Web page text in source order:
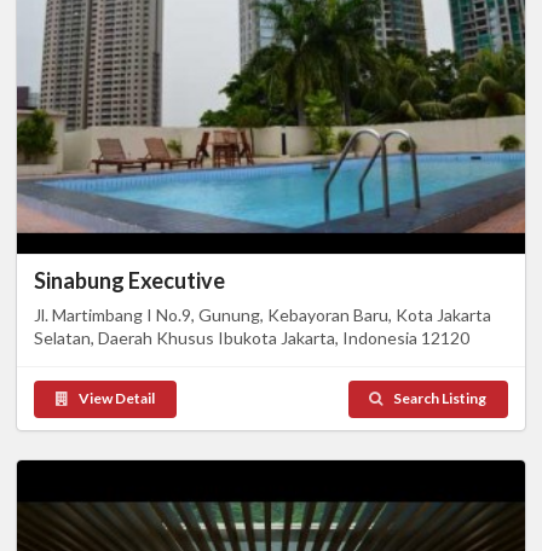
Sinabung Executive
Jl. Martimbang I No.9, Gunung, Kebayoran Baru, Kota Jakarta
Selatan, Daerah Khusus Ibukota Jakarta, Indonesia 12120
View Detail Search Listing